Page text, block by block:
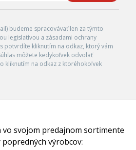
budeme spracovávať len za týmto
legislatívou a zásadami ochrany
potvrdíte kliknutím na odkaz, ktorý vám
môžete kedykoľvek odvolať
kliknutím na odkaz z ktoréhokoľvek
vo svojom predajnom sortimente
výrobcov: